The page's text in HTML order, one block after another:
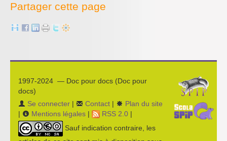
Partager cette page
1997-2024 — Doc pour docs (Doc pour
docs)
Se connecter | Contact |
Plan du site
|
Mentions légales | RSS 2.0 |
Sauf indication contraire, les